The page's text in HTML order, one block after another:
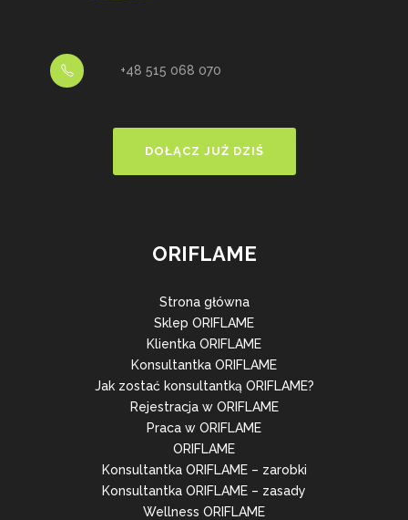
+48 515 068 070
DOŁĄCZ JUŻ DZIŚ
ORIFLAME
Strona główna
Sklep ORIFLAME
Klientka ORIFLAME
Konsultantka ORIFLAME
Jak zostać konsultantką ORIFLAME?
Rejestracja w ORIFLAME
Praca w ORIFLAME
ORIFLAME
Konsultantka ORIFLAME – zarobki
Konsultantka ORIFLAME – zasady
Wellness ORIFLAME